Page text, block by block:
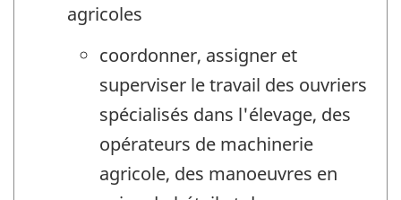
agricoles
coordonner, assigner et
superviser le travail des ouvriers
spécialisés dans l'élevage, des
opérateurs de machinerie
agricole, des manoeuvres en